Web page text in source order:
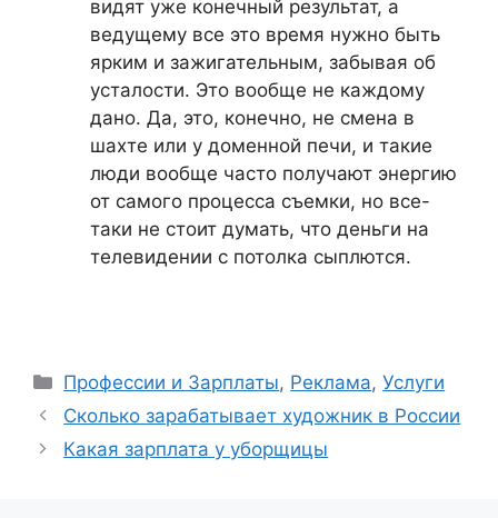
видят уже конечный результат, а
ведущему все это время нужно быть
ярким и зажигательным, забывая об
усталости. Это вообще не каждому
дано. Да, это, конечно, не смена в
шахте или у доменной печи, и такие
люди вообще часто получают энергию
от самого процесса съемки, но все-
таки не стоит думать, что деньги на
телевидении с потолка сыплются.
Рубрики
Профессии и Зарплаты, Реклама,Услуги
Сколько зарабатывает художник в России
Какая зарплата у уборщицы